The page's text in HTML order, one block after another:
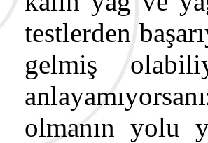
testlerden
gelmiş
olmanın yolu